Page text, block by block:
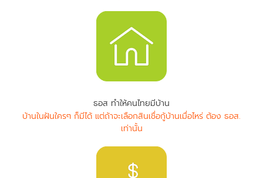
ธอส ทำให้คนไทยมีบ้าน
บ้านในฝันใครๆ ก็มีได้ แต่ถ้าจะเลือกสินเชื่อกู้บ้านเมื่อไหร่ ต้อง ธอส.
เท่านั้น